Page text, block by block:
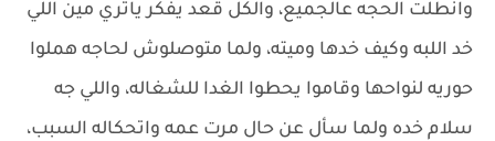
وانطلت الحجه عالجميع، والكل قعد يفكر ياتري مين اللي
خد اللبه وكيف خدها وميته، ولما متوصلوش لحاجه هملوا
حوريه لنواحها وقاموا يحطوا الغدا للشغاله، واللي جه
سلام خده ولما سأل عن حال مرت عمه واتحكاله السبب،